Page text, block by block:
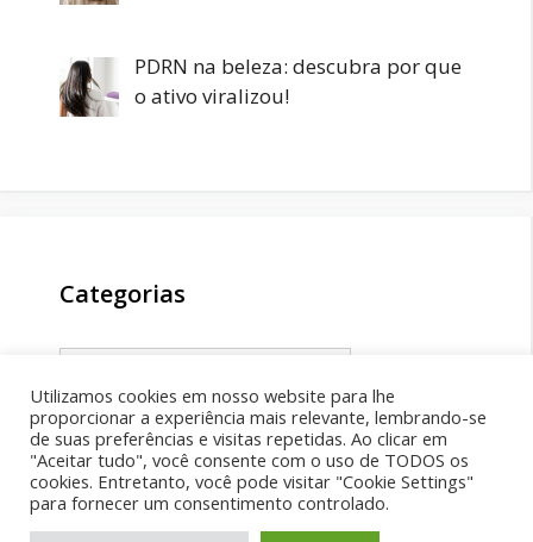
PDRN na beleza: descubra por que
o ativo viralizou!
Categorias
Categorias
Facebook
X Youtube
TikTok
Utilizamos cookies em nosso website para lhe
proporcionar a experiência mais relevante, lembrando-se
de suas preferências e visitas repetidas. Ao clicar em
"Aceitar tudo", você consente com o uso de TODOS os
cookies. Entretanto, você pode visitar "Cookie Settings"
para fornecer um consentimento controlado.